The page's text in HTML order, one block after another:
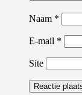
Naam *
E-mail *
Site